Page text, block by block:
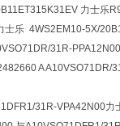
力士乐
乐 4WS2EM10-5X/
31R-
A
31R-VPA42N00